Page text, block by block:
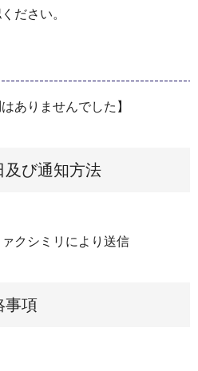
ださい。
ありませんでした】
及び通知方法
クシミリにより送信
事項